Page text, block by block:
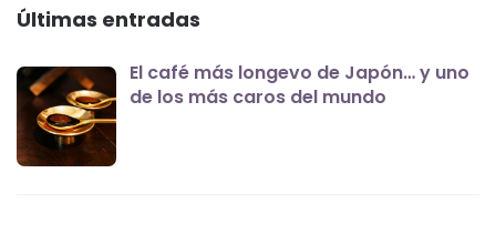
Últimas entradas
El café más longevo de Japón… y uno
de los más caros del mundo